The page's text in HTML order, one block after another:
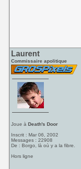
Laurent
Commissaire apolitique
Joue àDeath's Door
Inscrit : Mar 06, 2002
Messages : 22908
De : Borgo, là où y a la fibre.
Hors ligne